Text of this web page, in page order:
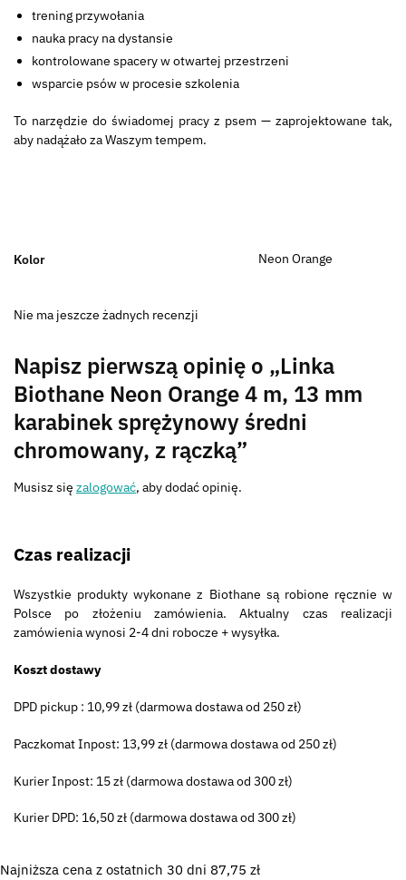
trening przywołania
nauka pracy na dystansie
kontrolowane spacery w otwartej przestrzeni
wsparcie psów w procesie szkolenia
To narzędzie do świadomej pracy z psem — zaprojektowane tak,
aby nadążało za Waszym tempem.
Kolor Neon Orange
Nie ma jeszcze żadnych recenzji
Napisz pierwszą opinię o „Linka
Biothane Neon Orange 4 m, 13 mm
karabinek sprężynowy średni
chromowany, z rączką”
Musisz się zalogować, aby dodać opinię.
Czas realizacji
Wszystkie produkty wykonane z Biothane są robione ręcznie w
Polsce po złożeniu zamówienia. Aktualny czas realizacji
zamówienia wynosi 2-4 dni robocze + wysyłka.
Koszt dostawy
DPD pickup : 10,99 zł (darmowa dostawa od 250 zł)
Paczkomat Inpost: 13,99 zł (darmowa dostawa od 250 zł)
Kurier Inpost: 15 zł (darmowa dostawa od 300 zł)
Kurier DPD: 16,50 zł (darmowa dostawa od 300 zł)
Najniższa cena z ostatnich 30 dni 87,75 zł